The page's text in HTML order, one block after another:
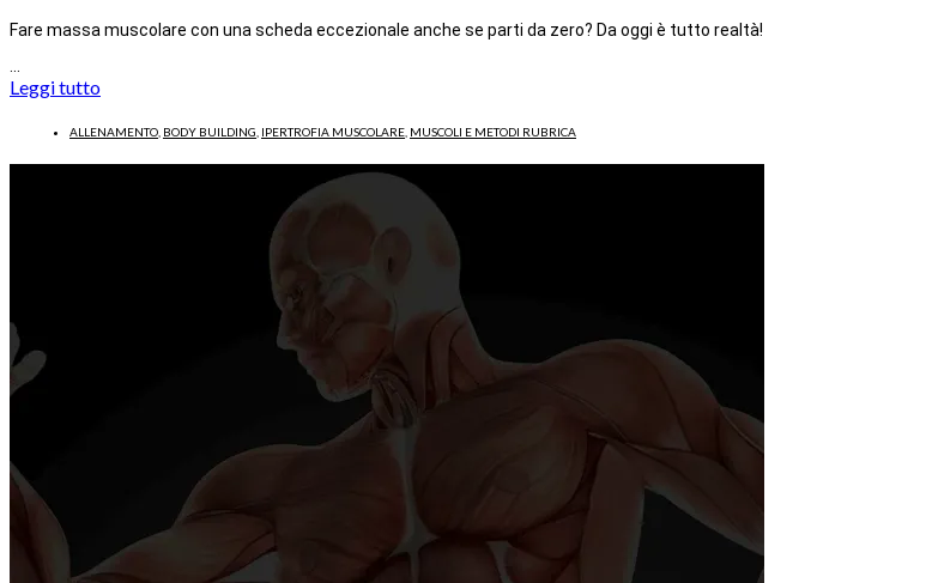
Fare massa muscolare con una scheda eccezionale anche se parti da zero? Da oggi è tutto realtà!
Leggi tutto
ALLENAMENTO BODY BUILDING IPERTROFIA MUSCOLARE MUSCOLI E METODI RUBRICA